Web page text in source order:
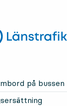
på bussen